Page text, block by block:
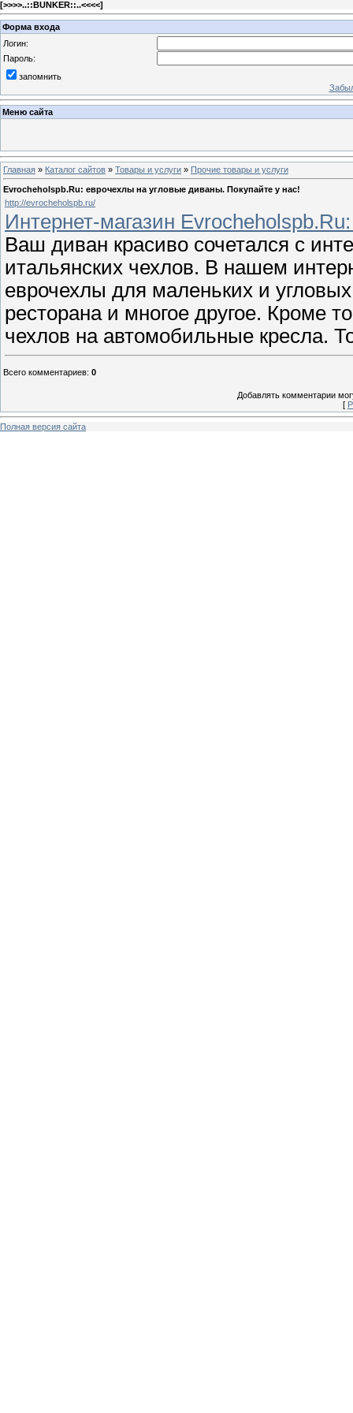
[>>>>..::BUNKER::..<<<<]
Форма входа
Логин:
Пароль:
запомнить
Меню сайта
Главная » Каталог сайтов » Товары и услуги » Прочие товары и услуги
Evrocheholspb.Ru: еврочехлы на угловые диваны. Покупайте у нас!
http://evrocheholspb.ru/
Интернет-магазин
Ваш диван красиво сочетался с
итальянских чехлов. В нашем
еврочехлы для маленьких и
ресторана и многое другое. Кроме
чехлов на автомобильные кресла.
Всего комментариев: 0
Добавлять комментарии
[
Полная версия сайта